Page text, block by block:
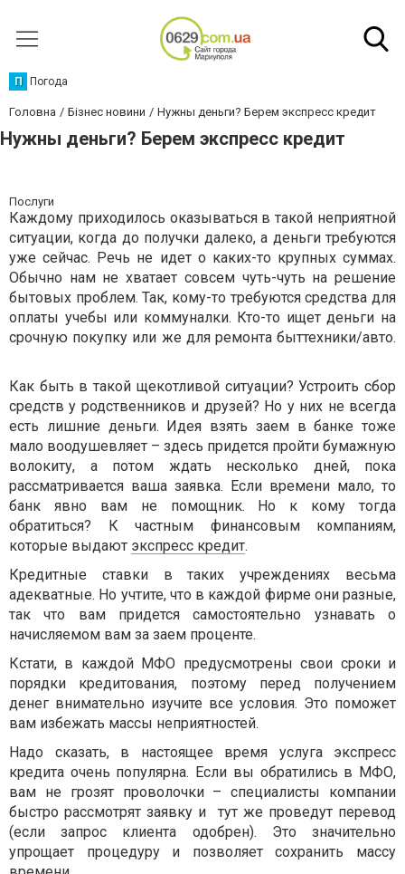
П Погода
Головна Бізнес новини Нужны деньги? Берем экспресс кредит
Нужны деньги? Берем экспресс кредит
Послуги
Каждому приходилось оказываться в такой неприятной
ситуации, когда до получки далеко, а деньги требуются
уже сейчас. Речь не идет о каких-то крупных суммах.
Обычно нам не хватает совсем чуть-чуть на решение
бытовых проблем. Так, кому-то требуются средства для
оплаты учебы или коммуналки. Кто-то ищет деньги на
срочную покупку или же для ремонта быттехники/авто.
Как быть в такой щекотливой ситуации? Устроить сбор
средств у родственников и друзей? Но у них не всегда
есть лишние деньги. Идея взять заем в банке тоже
мало воодушевляет – здесь придется пройти бумажную
волокиту, а потом ждать несколько дней, пока
рассматривается ваша заявка. Если времени мало, то
банк явно вам не помощник. Но к кому тогда
обратиться? К частным финансовым компаниям,
которые выдают экспресс кредит.
Кредитные ставки в таких учреждениях весьма
адекватные. Но учтите, что в каждой фирме они разные,
так что вам придется самостоятельно узнавать о
начисляемом вам за заем проценте.
Кстати, в каждой МФО предусмотрены свои сроки и
порядки кредитования, поэтому перед получением
денег внимательно изучите все условия. Это поможет
вам избежать массы неприятностей.
Надо сказать, в настоящее время услуга экспресс
кредита очень популярна. Если вы обратились в МФО,
вам не грозят проволочки – специалисты компании
быстро рассмотрят заявку и тут же проведут перевод
(если запрос клиента одобрен). Это значительно
упрощает процедуру и позволяет сохранить массу